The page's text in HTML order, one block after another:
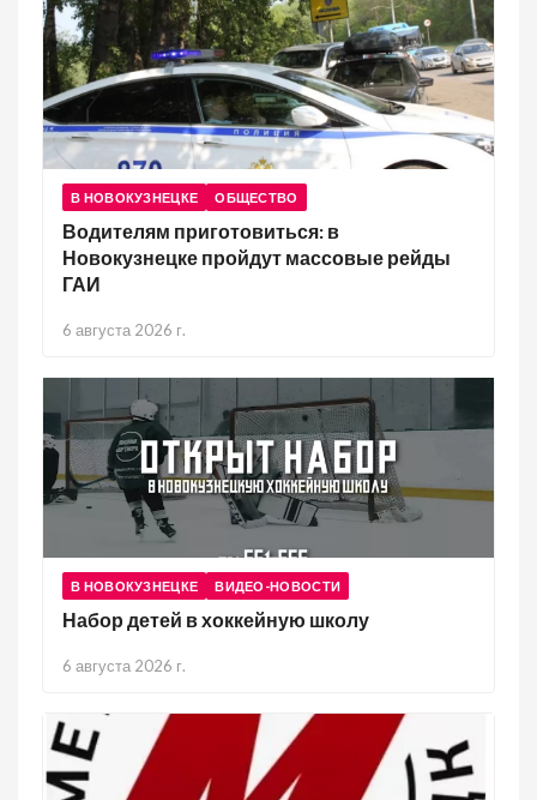
В НОВОКУЗНЕЦКЕ ОБЩЕСТВО
Водителям приготовиться: в
Новокузнецке пройдут массовые рейды
ГАИ
6 августа 2026 г.
В НОВОКУЗНЕЦКЕ ВИДЕО-НОВОСТИ
Набор детей в хоккейную школу
6 августа 2026 г.